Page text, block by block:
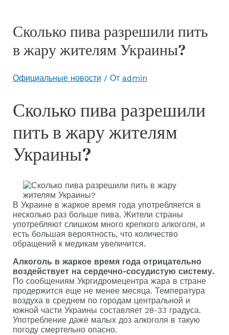
Сколько пива разрешили пить
в жару жителям Украины?
Официальные новости / От admin
Сколько пива разрешили
пить в жару жителям
Украины?
В Украине в жаркое время года употребляется в
несколько раз больше пива. Жители страны
употребляют слишком много крепкого алкоголя, и
есть большая вероятность, что количество
обращений к медикам увеличится.
Алкоголь в жаркое время года отрицательно
воздействует на сердечно-сосудистую систему.
По сообщениям Укргидромецентра жара в стране
продержится еще не менее месяца. Температура
воздуха в среднем по городам центральной и
южной части Украины составляет 28-33 градуса.
Употребление даже малых доз алкоголя в такую
погоду смертельно опасно.